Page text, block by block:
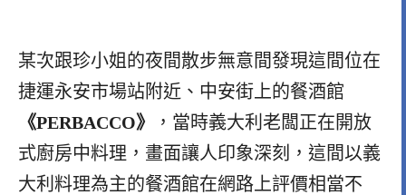
某次跟珍小姐的夜間散步無意間發現這間位在
捷運永安市場站附近、中安街上的餐酒館
《PERBACCO》
，當時義大利老闆正在開放
式廚房中料理，畫面讓人印象深刻，這間以義
大利料理為主的餐酒館在網路上評價相當不